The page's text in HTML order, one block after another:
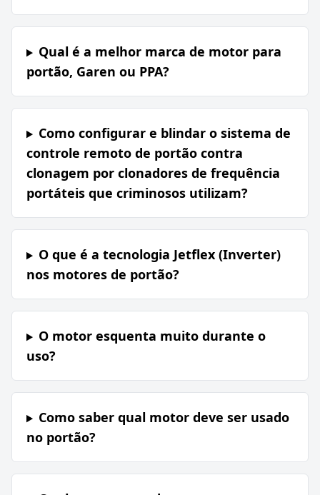
Qual é a melhor marca de motor para
portão, Garen ou PPA?
Como configurar e blindar o sistema de
controle remoto de portão contra
clonagem por clonadores de frequência
portáteis que criminosos utilizam?
O que é a tecnologia Jetflex (Inverter)
nos motores de portão?
O motor esquenta muito durante o
uso?
Como saber qual motor deve ser usado
no portão?